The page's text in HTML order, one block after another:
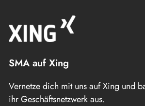
SMA auf Xing
Vernetze dich mit uns auf Xing und
ihr Geschäftsnetzwerk aus.